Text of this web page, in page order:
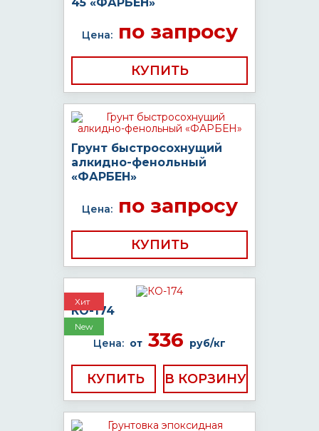
Цена:по запросу
КУПИТЬ
Грунт быстросохнущий
алкидно-фенольный
«ФАРБЕН»
Цена:по запросу
КУПИТЬ
Хит
New
КО-174
Цена: от 336 руб/кг
КУПИТЬ